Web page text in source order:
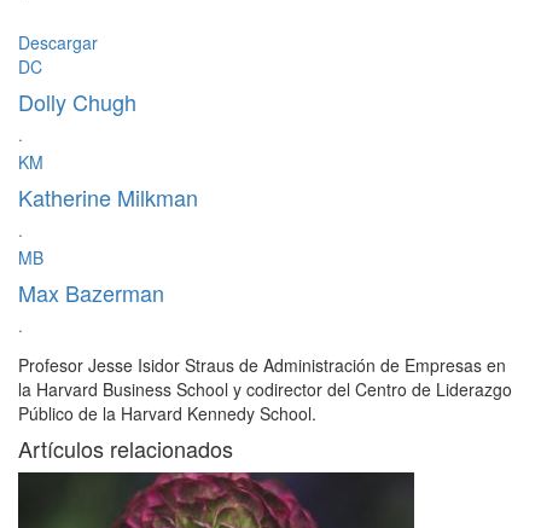
Descargar
DC
Dolly Chugh
·
KM
Katherine Milkman
·
MB
Max Bazerman
·
Profesor Jesse Isidor Straus de Administración de Empresas en
la Harvard Business School y codirector del Centro de Liderazgo
Público de la Harvard Kennedy School.
Artículos relacionados